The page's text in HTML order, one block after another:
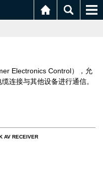
Electronics Control），允
连接与其他设备进行通信。
AV RECEIVER